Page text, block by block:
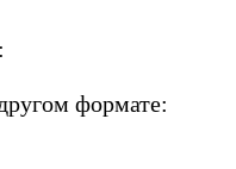
:
формате: